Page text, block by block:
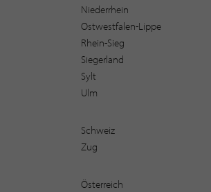
Niederrhein
Ostwestfalen-Lippe
Rhein-Sieg
Siegerland
Sylt
Ulm
Schweiz
Zug
Österreich